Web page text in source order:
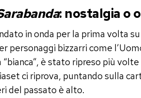
: nostalgia o
in onda per la prima volta
personaggi bizzarri come
è stato ripreso più
ci riprova, puntando sulla
del passato è alto.